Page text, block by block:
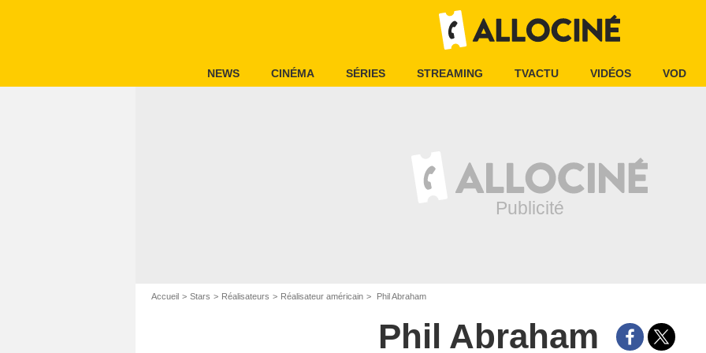
NEWS CINÉMA SÉRIES STREAMING TVACTU VIDÉOS VOD
Accueil Stars Réalisateurs Réalisateur américain Phil Abraham
Phil Abraham